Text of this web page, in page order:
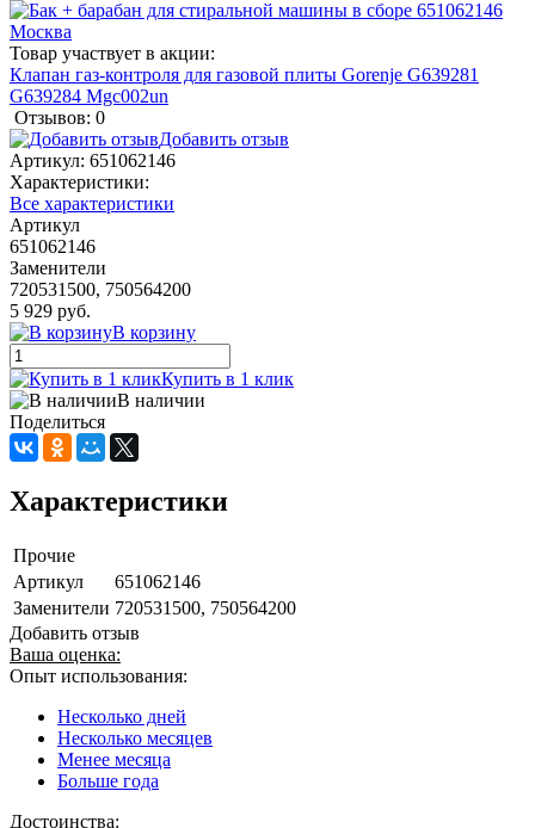
Товар участвует в акции:
Клапан газ-контроля для газовой плиты Gorenje G639281
G639284 Mgc002un
Отзывов: 0
Добавить отзыв
Артикул: 651062146
Характеристики:
Все характеристики
Артикул
651062146
Заменители
720531500, 750564200
5 929 руб.
В корзину
Купить в 1 клик
В наличии
Поделиться
Характеристики
Прочие
Артикул
651062146
Заменители 720531500, 750564200
Добавить отзыв
Ваша оценка:
Опыт использования:
Несколько дней
Несколько месяцев
Менее месяца
Больше года
Достоинства: